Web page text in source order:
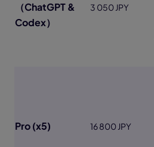
（ChatGPT &
Codex）
3 050 JPY
Pro (x5) 16 800 JPY